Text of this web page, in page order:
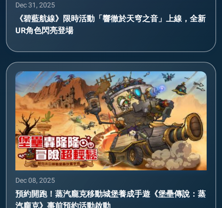
Dec 31, 2025
《碧藍航線》限時活動「響徹於天穹之音」上線，全新
UR角色閃亮登場
Dec 08, 2025
預約開跑！蒸汽龐克移動城堡養成手遊《堡壘傳說：蒸
汽龐克》事前預約活動啟動